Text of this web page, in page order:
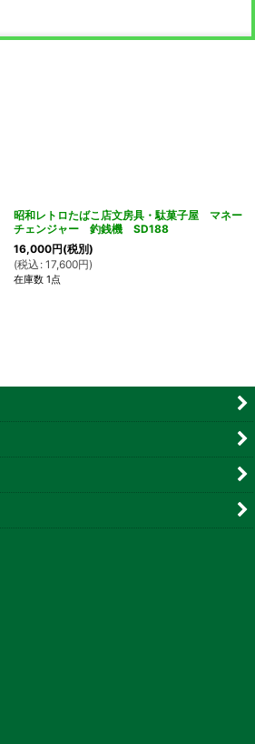
昭和レトロたばこ店文房具・駄菓子屋 マネー
チェンジャー 釣銭機 SD188
16,000円(税別)
(税込 : 17,600円)
在庫数 1点